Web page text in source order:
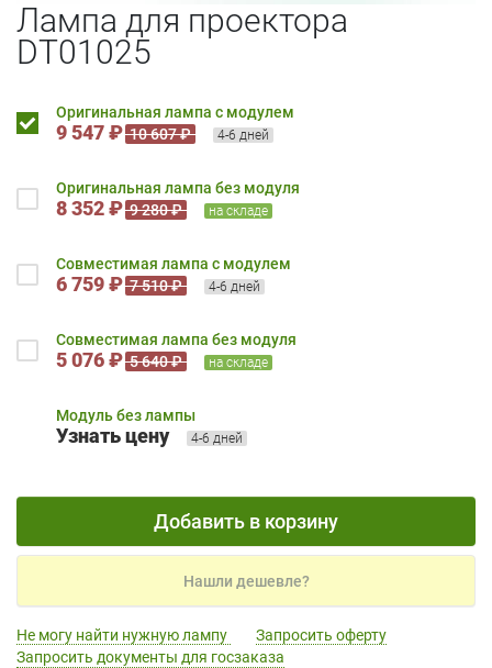
Лампа для проектора
DT01025
Оригинальная лампа с модулем
9 547 ₽ 10 607 ₽ 4-6 дней
Оригинальная лампа без модуля
8 352 ₽ 9 280 ₽ на складе
Совместимая лампа с модулем
6 759 ₽ 7 510 ₽ 4-6 дней
Совместимая лампа без модуля
5 076 ₽ 5 640 ₽ на складе
Модуль без лампы
Узнать цену 4-6 дней
Добавить в корзину
Нашли дешевле?
Не могу найти нужную лампу
Запросить оферту
Запросить документы для госзаказа